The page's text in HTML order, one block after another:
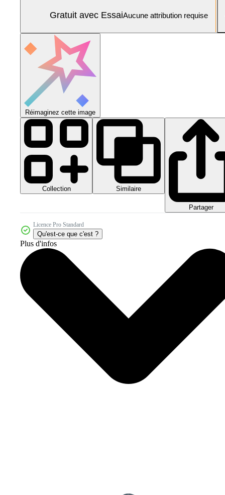
Gratuit avec EssaiAucune attribution requise
Réimaginez cette image
Collection Similaire
Partager
Licence Pro Standard
Qu'est-ce que c'est ?
Plus d'infos